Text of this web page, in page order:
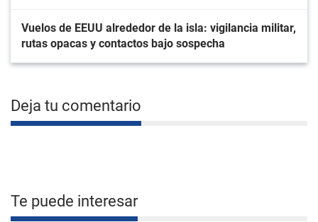
Vuelos de EEUU alrededor de la isla: vigilancia militar,
rutas opacas y contactos bajo sospecha
Deja tu comentario
Te puede interesar